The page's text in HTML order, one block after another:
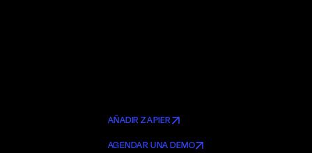
AÑADIR ZAPIER
AGENDAR UNA DEMO